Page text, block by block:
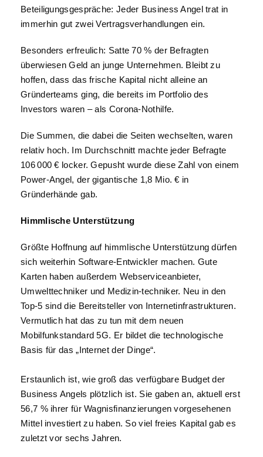
Beteiligungsgespräche: Jeder Business Angel trat in
immerhin gut zwei Vertragsverhandlungen ein.
Besonders erfreulich: Satte 70 % der Befragten
überwiesen Geld an junge Unternehmen. Bleibt zu
hoffen, dass das frische Kapital nicht alleine an
Gründerteams ging, die bereits im Portfolio des
Investors waren – als Corona-Nothilfe.
Die Summen, die dabei die Seiten wechselten, waren
relativ hoch. Im Durchschnitt machte jeder Befragte
106 000 € locker. Gepusht wurde diese Zahl von einem
Power-Angel, der gigantische 1,8 Mio. € in
Gründerhände gab.
Himmlische Unterstützung
Größte Hoffnung auf himmlische Unterstützung dürfen
sich weiterhin Software-Entwickler machen. Gute
Karten haben außerdem Webserviceanbieter,
Umwelttechniker und Medizin-techniker. Neu in den
Top-5 sind die Bereitsteller von Internetinfrastrukturen.
Vermutlich hat das zu tun mit dem neuen
Mobilfunkstandard 5G. Er bildet die technologische
Basis für das „Internet der Dinge“.
Erstaunlich ist, wie groß das verfügbare Budget der
Business Angels plötzlich ist. Sie gaben an, aktuell erst
56,7 % ihrer für Wagnisfinanzierungen vorgesehenen
Mittel investiert zu haben. So viel freies Kapital gab es
zuletzt vor sechs Jahren.